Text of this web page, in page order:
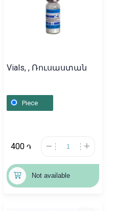
Vials, , Ռուսաստան
Piece
400 ֏
Not available